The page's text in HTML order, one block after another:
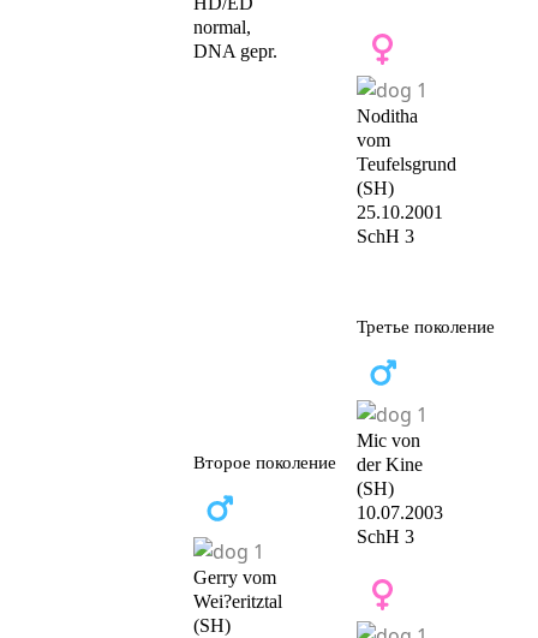
normal,
DNA gepr.
Noditha
vom
Teufelsgrund
(SH)
25.10.2001
SchH 3
Второе поколение
Gerry vom
Wei?eritztal
(SH)
Третье поколение
Mic von
der Kine
(SH)
10.07.2003
SchH 3